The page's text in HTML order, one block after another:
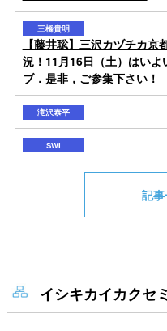
記
イシキカイカクセ